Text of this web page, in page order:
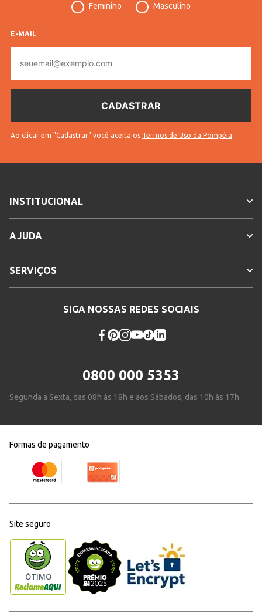
Feminino Masculino
E-MAIL
mail
Ao clicar em "Cadastrar" você aceita os Termos de Uso da Pompéia
INSTITUCIONAL
AJUDA
SERVIÇOS
SIGA NOSSAS REDES SOCIAIS
0800 000 5353
Segunda a Sexta, das 08h às 18h e aos Sábados, das 10h às 17h
Formas de pagamento
Site seguro